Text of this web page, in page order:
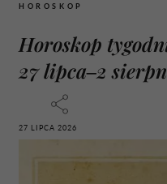
HOROSKOP
Horoskop
27 lipca–2
27 LIPCA 2026